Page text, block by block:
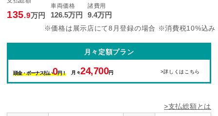
135.9万円
車両価格
126.5万円
諸費用
9.4万円
※価格は展示店にて8月登録の場合 ※消費税10%込み
月々定額プラン
頭金・ボーナス払い0円！ 月々24,700円 >詳しくはこちら
>支払総額とは